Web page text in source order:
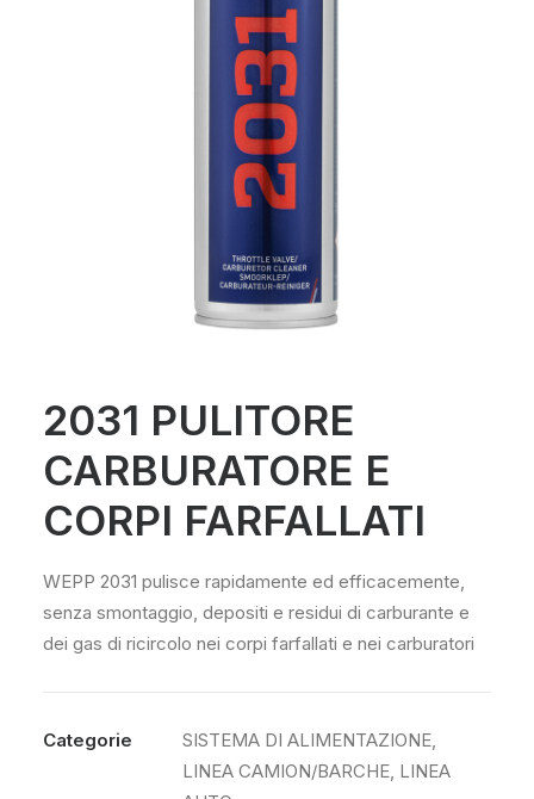
2031 PULITORE
CARBURATORE E
CORPI FARFALLATI
WEPP 2031 pulisce rapidamente ed efficacemente,
senza smontaggio, depositi e residui di carburante e
dei gas di ricircolo nei corpi farfallati e nei carburatori
Categorie SISTEMA DI ALIMENTAZIONE,
LINEA CAMION/BARCHE, LINEA